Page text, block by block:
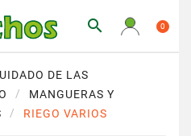
 0
DE LAS
MANGUERAS Y
RIEGO VARIOS